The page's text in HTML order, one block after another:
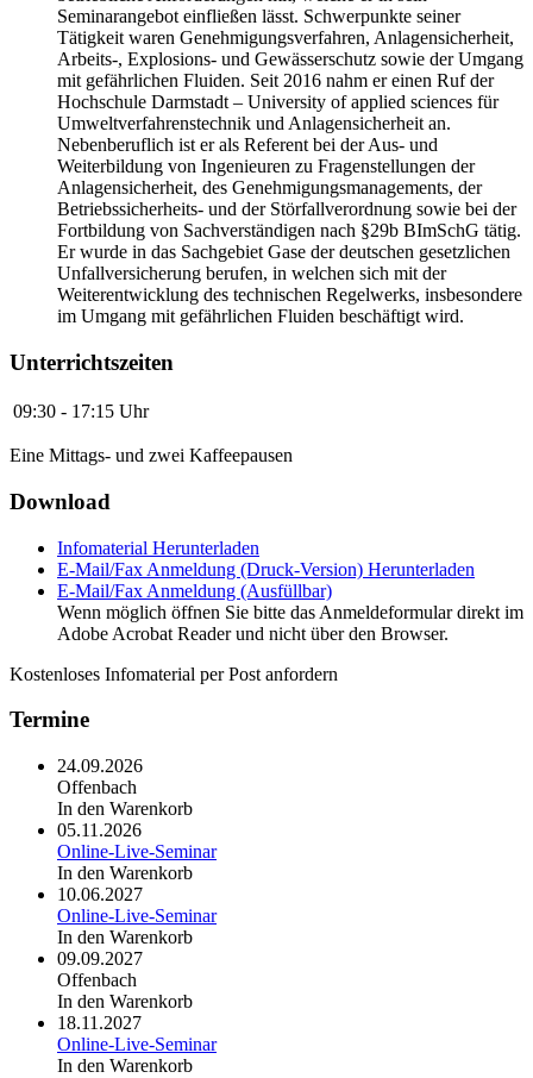
Seminarangebot einfließen lässt. Schwerpunkte seiner
Tätigkeit waren Genehmigungsverfahren, Anlagensicherheit,
Arbeits-, Explosions- und Gewässerschutz sowie der Umgang
mit gefährlichen Fluiden. Seit 2016 nahm er einen Ruf der
Hochschule Darmstadt – University of applied sciences für
Umweltverfahrenstechnik und Anlagensicherheit an.
Nebenberuflich ist er als Referent bei der Aus- und
Weiterbildung von Ingenieuren zu Fragenstellungen der
Anlagensicherheit, des Genehmigungsmanagements, der
Betriebssicherheits- und der Störfallverordnung sowie bei der
Fortbildung von Sachverständigen nach §29b BImSchG tätig.
Er wurde in das Sachgebiet Gase der deutschen gesetzlichen
Unfallversicherung berufen, in welchen sich mit der
Weiterentwicklung des technischen Regelwerks, insbesondere
im Umgang mit gefährlichen Fluiden beschäftigt wird.
Unterrichtszeiten
09:30 - 17:15 Uhr
Eine Mittags- und zwei Kaffeepausen
Download
Infomaterial Herunterladen
E-Mail/Fax Anmeldung (Druck-Version) Herunterladen
E-Mail/Fax Anmeldung (Ausfüllbar)
Wenn möglich öffnen Sie bitte das Anmeldeformular direkt im
Adobe Acrobat Reader und nicht über den Browser.
Kostenloses Infomaterial per Post anfordern
Termine
24.09.2026
Offenbach
In den Warenkorb
05.11.2026
Online-Live-Seminar
In den Warenkorb
10.06.2027
Online-Live-Seminar
In den Warenkorb
09.09.2027
Offenbach
In den Warenkorb
18.11.2027
Online-Live-Seminar
In den Warenkorb